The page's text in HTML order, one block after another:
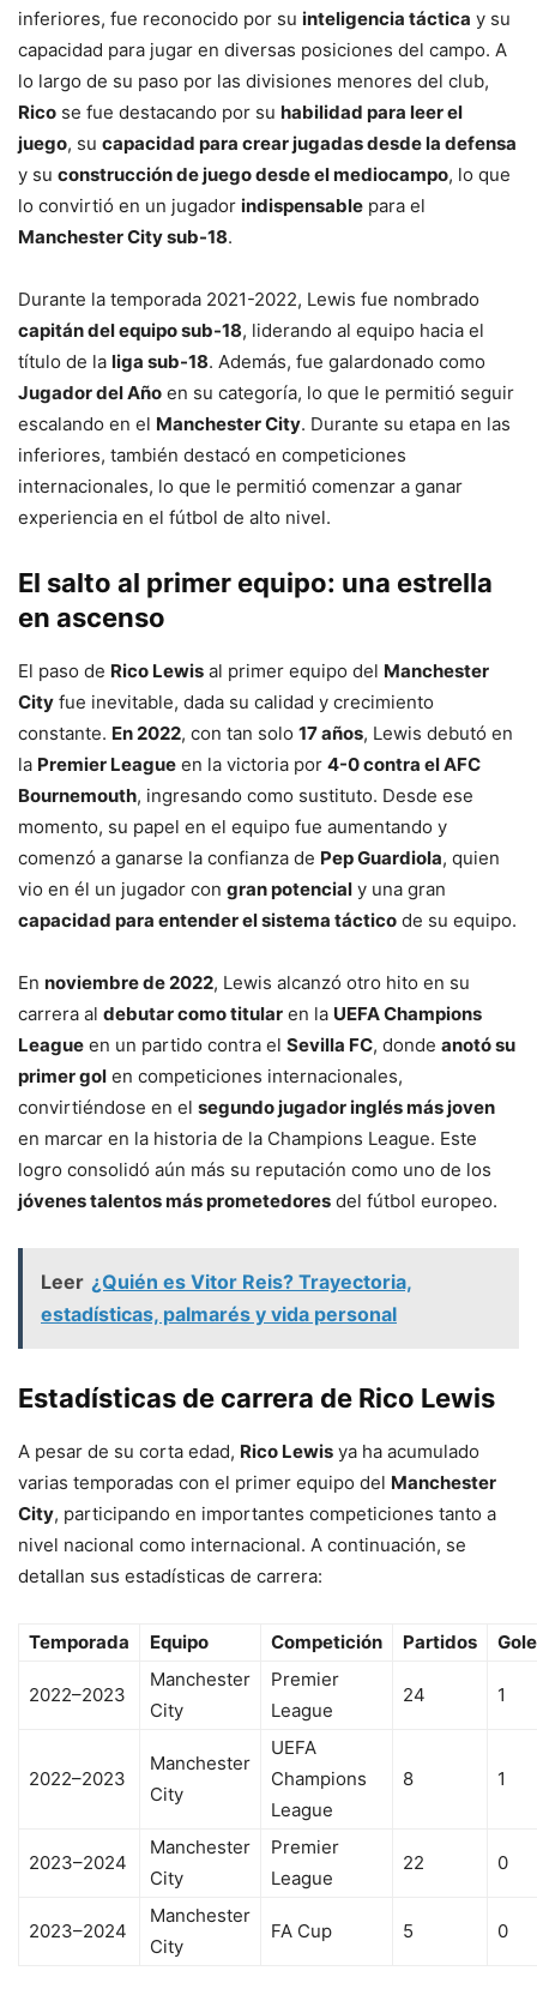
inferiores, fue reconocido por su inteligencia táctica y su
capacidad para jugar en diversas posiciones del campo. A
lo largo de su paso por las divisiones menores del club,
Rico se fue destacando por su habilidad para leer el
juego, su capacidad para crear jugadas desde la defensa
y su construcción de juego desde el mediocampo, lo que
lo convirtió en un jugador indispensable para el
Manchester City sub-18.
Durante la temporada 2021-2022, Lewis fue nombrado
capitán del equipo sub-18, liderando al equipo hacia el
título de la liga sub-18. Además, fue galardonado como
Jugador del Año en su categoría, lo que le permitió seguir
escalando en el Manchester City. Durante su etapa en las
inferiores, también destacó en competiciones
internacionales, lo que le permitió comenzar a ganar
experiencia en el fútbol de alto nivel.
El salto al primer equipo: una estrella
en ascenso
El paso de Rico Lewis al primer equipo del Manchester
City fue inevitable, dada su calidad y crecimiento
constante. En 2022, con tan solo 17 años, Lewis debutó en
la Premier League en la victoria por 4-0 contra el AFC
Bournemouth, ingresando como sustituto. Desde ese
momento, su papel en el equipo fue aumentando y
comenzó a ganarse la confianza de Pep Guardiola, quien
vio en él un jugador con gran potencial y una gran
capacidad para entender el sistema táctico de su equipo.
En noviembre de 2022, Lewis alcanzó otro hito en su
carrera al debutar como titular en la UEFA Champions
League en un partido contra el Sevilla FC, donde anotó su
primer gol en competiciones internacionales,
convirtiéndose en el segundo jugador inglés más joven
en marcar en la historia de la Champions League. Este
logro consolidó aún más su reputación como uno de los
jóvenes talentos más prometedores del fútbol europeo.
Leer ¿Quién es Vitor Reis? Trayectoria,
estadísticas, palmarés y vida personal
Estadísticas de carrera de Rico Lewis
A pesar de su corta edad, Rico Lewis ya ha acumulado
varias temporadas con el primer equipo del Manchester
City, participando en importantes competiciones tanto a
nivel nacional como internacional. A continuación, se
detallan sus estadísticas de carrera:
Temporada Equipo Competición Partidos
2022–2023
Manchester
City
Premier
League
24 1
2022–2023
Manchester
City
UEFA
Champions
League
8 1
2023–2024
Manchester
City
Premier
League
22 0
2023–2024
Manchester
City
FA Cup 5 0